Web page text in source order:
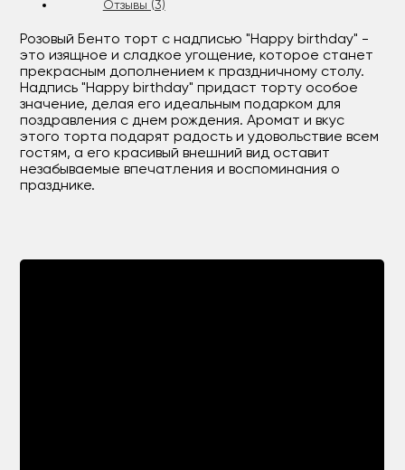
Отзывы (3)
Розовый Бенто торт с надписью "Happy birthday" -
это изящное и сладкое угощение, которое станет
прекрасным дополнением к праздничному столу.
Надпись "Happy birthday" придаст торту особое
значение, делая его идеальным подарком для
поздравления с днем рождения. Аромат и вкус
этого торта подарят радость и удовольствие всем
гостям, а его красивый внешний вид оставит
незабываемые впечатления и воспоминания о
празднике.